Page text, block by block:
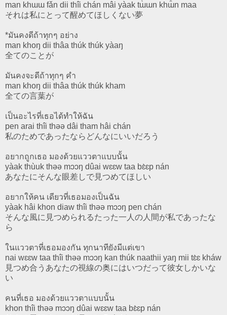
man khɯɯ fǎn dii thîi chán mâi yàak tɯ̀ɯn khɯ̂n maa
それは私にとって醒めてほしくない夢
*มันคงดีถ้าทุกๆ อย่าง
man khoŋ dii thâa thúk thúk yàaŋ
全てのことが
มันคงจะดีถ้าทุกๆ คำ
man khoŋ dii thâa thúk thúk kham
全ての言葉が
เป็นอะไรที่เธอได้ทำให้ฉัน
pen arai thîi thəə dâi tham hâi chán
私のためであったならどんなにいいだろう
อยากถูกเธอ มองด้วยแววตาแบบนั้น
yàak thùuk thəə mɔɔŋ dûai wɛɛw taa bɛ̀ɛp nán
あなたにそんな眼差しで見つめてほしい
อยากให้คน เดียวที่เธอมองเป็นฉัน
yàak hâi khon diaw thîi thəə mɔɔŋ pen chán
そんな風に見つめられるたった一人の人間が私であったな
ら
ในแววตาที่เธอมองกัน ทุกนาทียังมีแต่เขา
nai wɛɛw taa thîi thəə mɔɔŋ kan thúk naathii yaŋ mii tɛ̀ɛ kháw
見つめ合うあなたの視線の奥にはいつだって彼女しかいな
い
คนที่เธอ มองด้วยแววตาแบบนั้น
khon thîi thəə mɔɔŋ dûai wɛɛw taa bɛ̀ɛp nán